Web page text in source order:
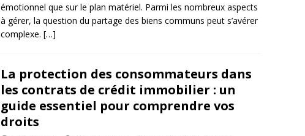
émotionnel que sur le plan matériel. Parmi les nombreux aspects
à gérer, la question du partage des biens communs peut s’avérer
complexe. […]
La protection des consommateurs dans
les contrats de crédit immobilier : un
guide essentiel pour comprendre vos
droits